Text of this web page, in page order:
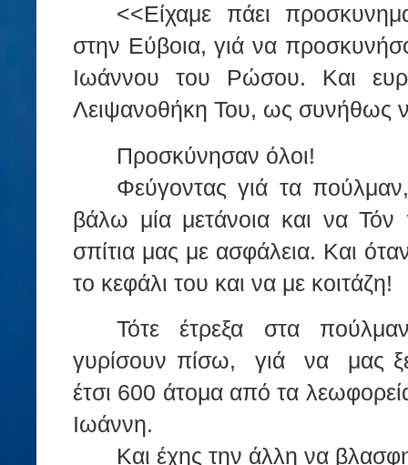
<<Είχαμε πάει
στην Εύβοια, γιά να
Ιωάννου του Ρώσου. Και
Λειψανοθήκη Του, ως συνήθως
Προσκύνησαν όλοι!
Φεύγοντας γιά τα
βάλω μία μετάνοια και να
σπίτια μας με ασφάλεια. Και
το κεφάλι του και να με κοιτάζη!
Τότε
έτρεξα στα
γυρίσουν πίσω,
γιά να
μας
έτσι 600 άτομα από τα
Ιωάννη.
Και έχης την άλλη να